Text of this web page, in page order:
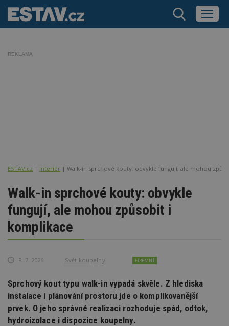
REKLAMA
ESTAV.cz Interiér Walk-in sprchové kouty: obvykle fungují, ale mohou
Walk-in sprchové kouty: obvykle
fungují, ale mohou způsobit i
komplikace
8. 7. 2026 Svět koupelny FIREMNÍ
Sprchový kout typu walk-in vypadá skvěle. Z hlediska
instalace i plánování prostoru jde o komplikovanější
prvek. O jeho správné realizaci rozhoduje spád, odtok,
hydroizolace i dispozice koupelny.